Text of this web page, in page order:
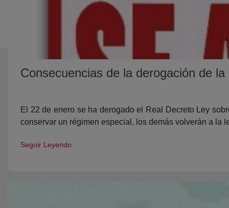
Consecuencias de la derogación de
El 22 de enero se ha derogado el Real Decreto Ley
conservar un régimen especial, los demás volverán a la
Seguir Leyendo